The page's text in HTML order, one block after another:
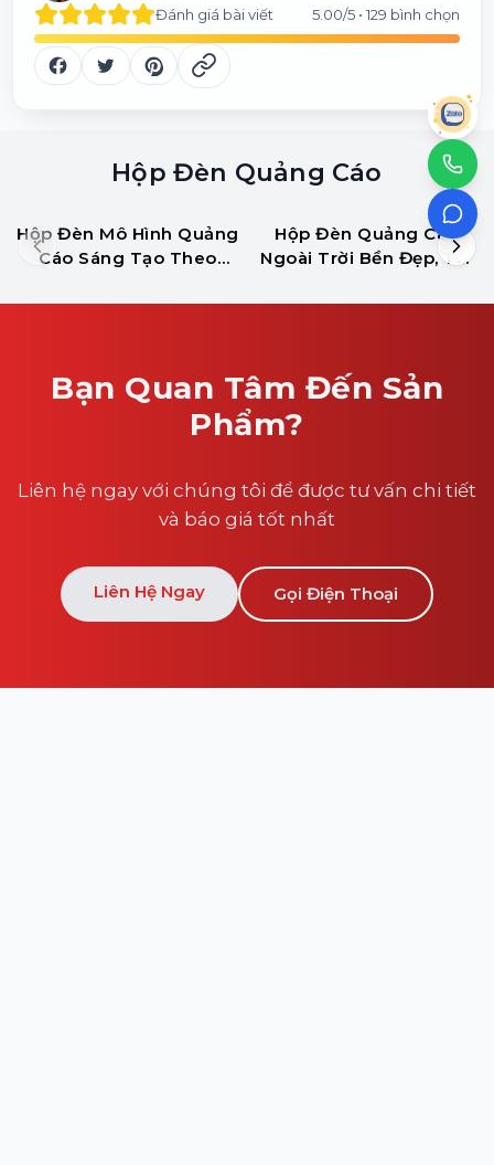
Đánh giá bài viết 5.00/5 • 129 bình chọn
Hộp Đèn Quảng Cáo
Hộp Đèn Mô Hình Quảng
Cáo Sáng Tạo Theo
Hộp Đèn Quảng Cáo
Ngoài Trời Bền Đẹp, Thi
Bạn Quan Tâm Đến Sản
Phẩm?
Liên hệ ngay với chúng tôi để được tư vấn chi tiết
và báo giá tốt nhất
Liên Hệ Ngay Gọi Điện Thoại